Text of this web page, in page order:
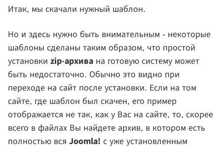
Итак, мы скачали нужный шаблон.
Но и здесь нужно быть внимательным - некоторые
шаблоны сделаны таким образом, что простой
установки zip-архива на готовую систему может
быть недостаточно. Обычно это видно при
переходе на сайт после установки. Если на том
сайте, где шаблон был скачен, его пример
отображается не так, как у Вас на сайте, то, скорее
всего в файлах Вы найдете архив, в котором есть
полностью вся Joomla! с уже установленным